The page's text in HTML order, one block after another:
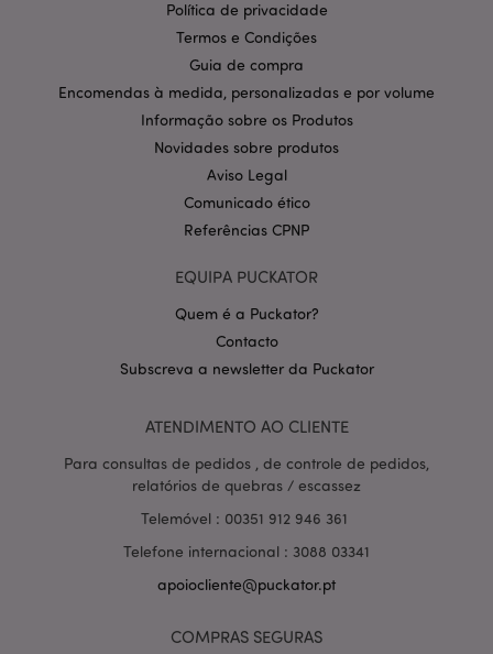
Política de privacidade
Termos e Condições
Guia de compra
Encomendas à medida, personalizadas e por volume
Informação sobre os Produtos
Novidades sobre produtos
Aviso Legal
Comunicado ético
Referências CPNP
EQUIPA PUCKATOR
Quem é a Puckator?
Contacto
Subscreva a newsletter da Puckator
ATENDIMENTO AO CLIENTE
Para consultas de pedidos , de controle de pedidos,
relatórios de quebras / escassez
Telemóvel : 00351 912 946 361
Telefone internacional : 3088 03341
apoiocliente@puckator.pt
COMPRAS SEGURAS
de utilizador e gestão de conta. O sítio web não
pode ser utilizado correctamente sem os cookies
estritamente necessários.
Nome
Domínio
CookieScriptConsent
CookieScript
mage-cache-storage-section-
Adobe Inc.
PHPSESSID
PHP.net
Google